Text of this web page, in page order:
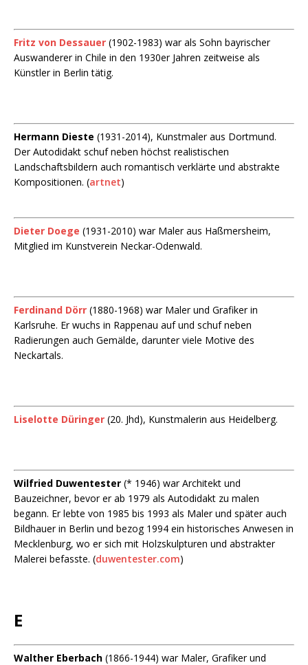
Fritz von Dessauer (1902-1983) war als Sohn bayrischer
Auswanderer in Chile in den 1930er Jahren zeitweise als
Künstler in Berlin tätig.
Hermann Dieste (1931-2014), Kunstmaler aus Dortmund.
Der Autodidakt schuf neben höchst realistischen
Landschaftsbildern auch romantisch verklärte und abstrakte
Kompositionen. (artnet)
Dieter Doege (1931-2010) war Maler aus Haßmersheim,
Mitglied im Kunstverein Neckar-Odenwald.
Ferdinand Dörr (1880-1968) war Maler und Grafiker in
Karlsruhe. Er wuchs in Rappenau auf und schuf neben
Radierungen auch Gemälde, darunter viele Motive des
Neckartals.
Liselotte Düringer (20. Jhd), Kunstmalerin aus Heidelberg.
Wilfried Duwentester (* 1946) war Architekt und
Bauzeichner, bevor er ab 1979 als Autodidakt zu malen
begann. Er lebte von 1985 bis 1993 als Maler und später auch
Bildhauer in Berlin und bezog 1994 ein historisches Anwesen in
Mecklenburg, wo er sich mit Holzskulpturen und abstrakter
Malerei befasste. (duwentester.com)
E
Walther Eberbach (1866-1944) war Maler, Grafiker und